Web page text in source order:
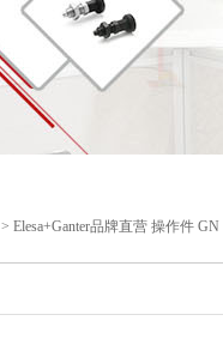
> Elesa+Ganter品牌直营 操作件